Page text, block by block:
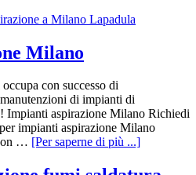
Milano
con successo di
di impianti di
Impianti aspirazione Milano Richiedi
impianti aspirazione Milano
… [Per saperne di più ...]